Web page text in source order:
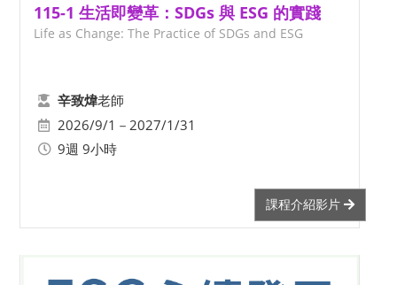
115-1 生活即變革：SDGs 與 ESG 的實踐
Life as Change: The Practice of SDGs and ESG
辛致煒老師
2026/9/1－2027/1/31
9週 9小時
課程介紹影片